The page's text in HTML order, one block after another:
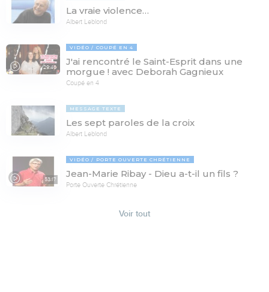
La vraie violence…
Albert Leblond
29:46
VIDÉO COUPÉ EN 4
J'ai rencontré le Saint-Esprit dans une
morgue ! avec Deborah Gagnieux
Coupé en 4
MESSAGE TEXTE
Les sept paroles de la croix
Albert Leblond
53:17
VIDÉO PORTE OUVERTE CHRÉTIENNE
Jean-Marie Ribay - Dieu a-t-il un fils ?
Porte Ouverte Chrétienne
Voir tout